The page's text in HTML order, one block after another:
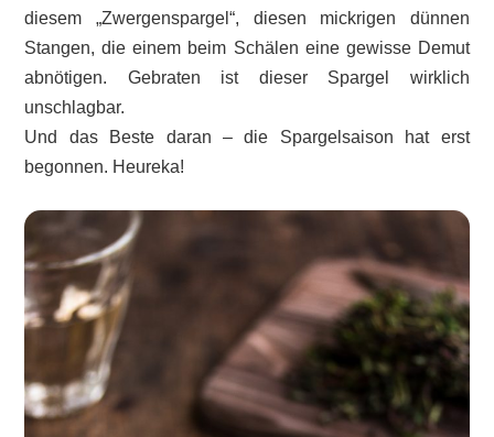
diesem „Zwergenspargel“, diesen mickrigen dünnen
Stangen, die einem beim Schälen eine gewisse Demut
abnötigen. Gebraten ist dieser Spargel wirklich
unschlagbar.
Und das Beste daran – die Spargelsaison hat erst
begonnen. Heureka!